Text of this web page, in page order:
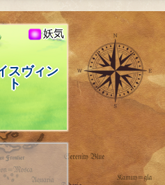
スヴィン
ト
妖気